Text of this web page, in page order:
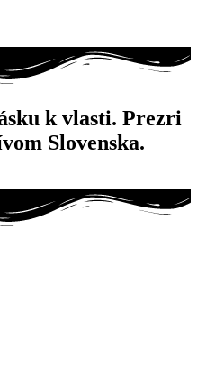
k vlasti. Prezri
Slovenska.